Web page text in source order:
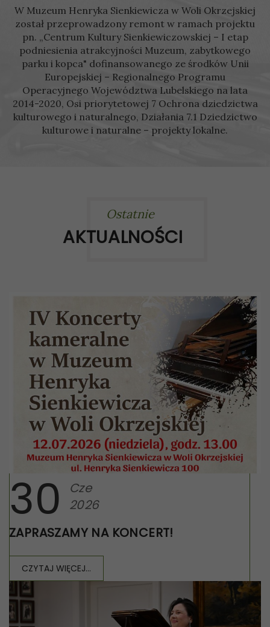
W Muzeum Henryka Sienkiewicza w Woli Okrzejskiej
został przeprowadzony remont w ramach projektu
pn. „Centrum Kultury Sienkiewiczowskiej – I etap
podniesienia atrakcyjności Muzeum, zabytkowego
parku i kopca" dofinansowanego ze środków Unii
Europejskiej – Regionalnego Programu
Operacyjnego Województwa Lubelskiego na lata
2014-2020, Osi priorytetowej 7 Ochrona dziedzictwa
kulturowego i naturalnego, Działania 7.1 Dziedzictwo
kulturowe i naturalne – projekty lokalne.
Ostatnie
AKTUALNOŚCI
30
Cze
2026
ZAPRASZAMY NA KONCERT!
CZYTAJ WIĘCEJ...